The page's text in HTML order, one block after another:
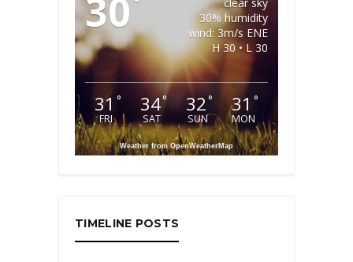
30
30% humidity
wind: 3m/s ENE
H 30 • L 30
31 °
FRI
34°
SAT
32°
SUN
31 °
MON
Weather from OpenWeatherMap
TIMELINE POSTS